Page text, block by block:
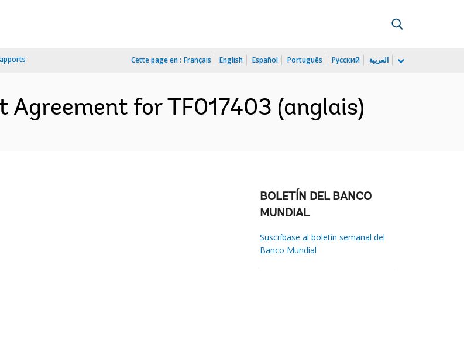
Cette page en : Français English Español Português Русский العربية
for TF017403 (anglais)
BOLETÍN DEL BANCO
MUNDIAL
Suscríbase al boletín semanal del
Banco Mundial